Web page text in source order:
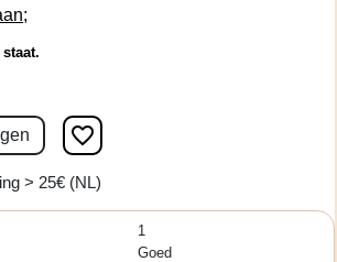
favorite_border
> 25€ (NL)
1
Goed